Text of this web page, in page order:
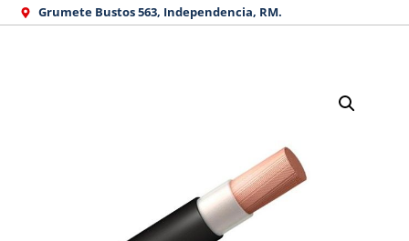
Grumete Bustos 563, Independencia, RM.